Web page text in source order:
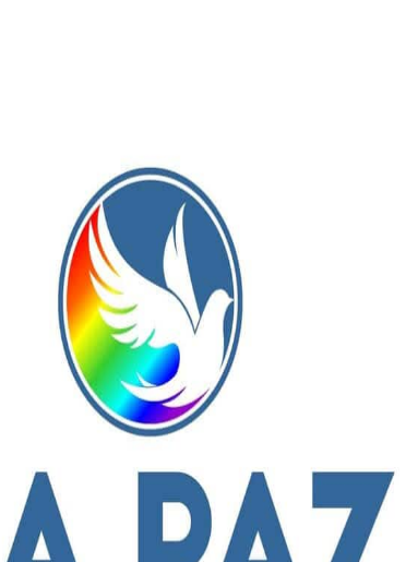
fecha del Clausura de la Liga Amateur